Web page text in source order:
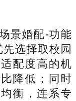
景婚配-功能
选择取校园
配度高的机
降低；同时
衡，连系专